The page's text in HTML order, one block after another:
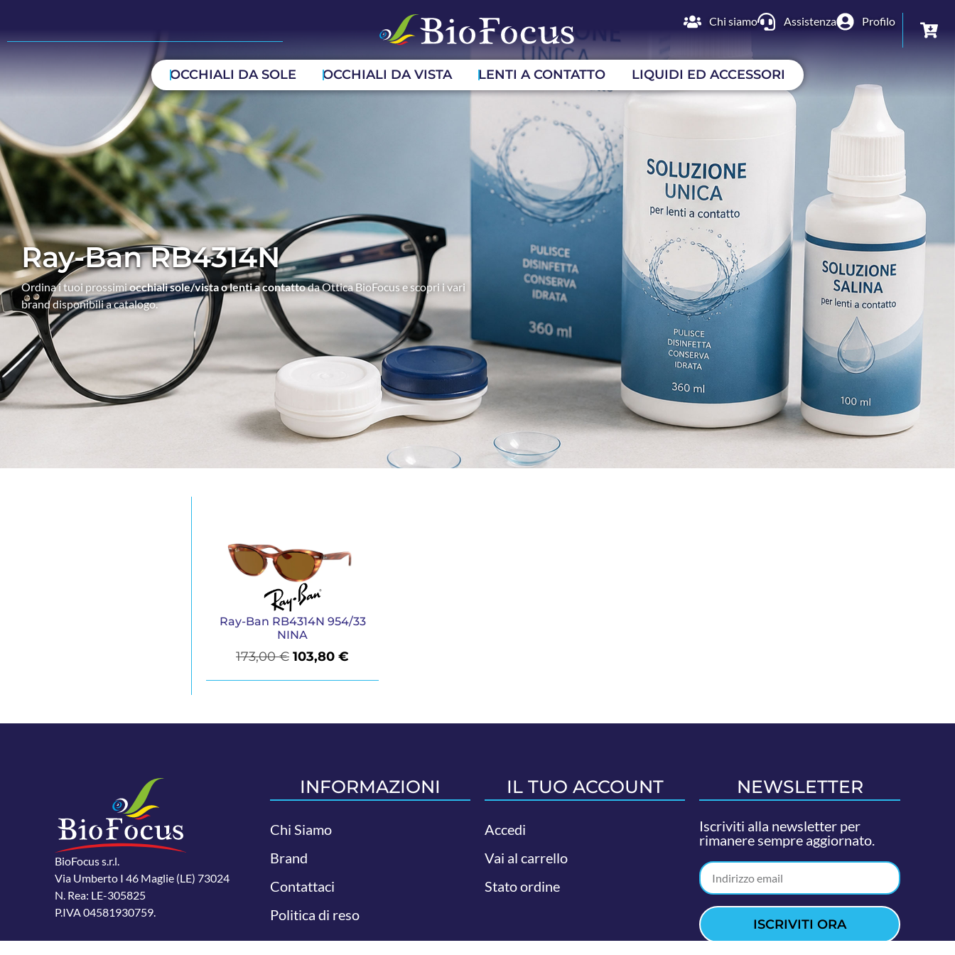
Chi siamo Assistenza Profilo
OCCHIALI DA SOLE OCCHIALI DA VISTA LENTI A CONTATTO LIQUIDI ED ACCESSORI
Ray-Ban RB4314N
Ordina i tuoi prossimiocchiali sole/vista o lenti a contattoda Ottica BioFocus e scopri i vari
brand disponibili a catalogo.
Ray-Ban RB4314N 954/33
NINA
173,00€ 103,80€
BioFocus s.r.l.
Via Umberto I 46 Maglie (LE) 73024
N. Rea: LE-305825
P.IVA 04581930759.
INFORMAZIONI
Chi Siamo
Brand
Contattaci
Politica di reso
IL TUO ACCOUNT
Accedi
Vai al carrello
Stato ordine
NEWSLETTER
Iscriviti alla newsletter per
rimanere sempre aggiornato.
ISCRIVITI ORA